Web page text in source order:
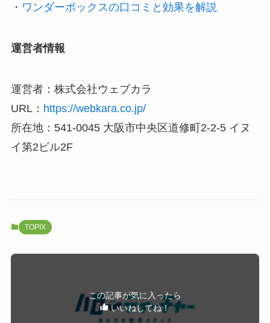
・ ワンダーボックスの口コミと効果を解説
運営者情報
運営者：株式会社ウェブカラ
URL： https://webkara.co.jp/
所在地：541-0045 大阪市中央区道修町2-2-5 イヌ
イ第2ビル2F
TOPIX
この記事が気に入ったら
いいねしてね！